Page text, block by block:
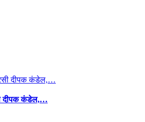
दीपक कंडेल,…